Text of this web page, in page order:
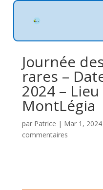
Journée
rares –
2024 – Lieu
MontLégia
par Patrice | Mar 1, 2024
commentaires